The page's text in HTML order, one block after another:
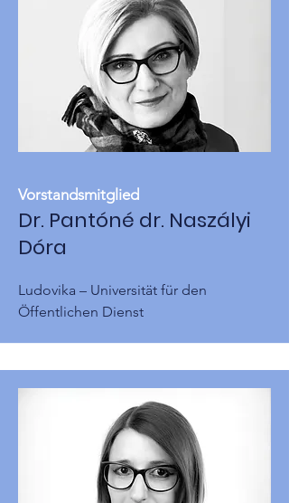
Vorstandsmitglied
Dr. Pantóné dr. Naszályi
Dóra
Ludovika – Universität für den
Öffentlichen Dienst